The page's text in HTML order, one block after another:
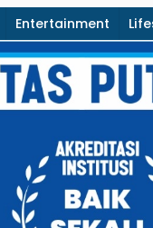
Entertainment